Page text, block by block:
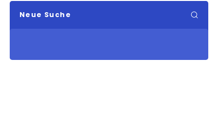
Neue Suche